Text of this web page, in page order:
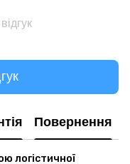
Повернення
логістичної